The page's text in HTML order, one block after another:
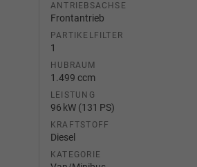
ANTRIEBSACHSE
Frontantrieb
PARTIKELFILTER
1
HUBRAUM
1.499 ccm
LEISTUNG
96 kW (131 PS)
KRAFTSTOFF
Diesel
KATEGORIE